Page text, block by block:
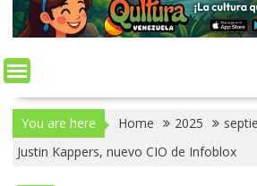
You are here Home 2025
Justin Kappers, nuevo CIO de Infoblox